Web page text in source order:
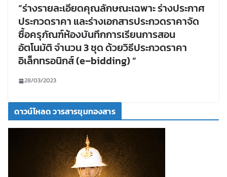
“ร่างรายละเอียดคุณลักษณะเฉพาะ ร่างประกาศ
ประกวดราคา และร่างเอกสารประกวดราคาจัด
ซื้อครุภัณฑ์ห้องบันทึกการเรียนการสอน
อัตโนมัติ จำนวน 3 ชุด ด้วยวิธีประกวดราคา
อิเล็กทรอนิกส์ (e–bidding) ”
28/03/2023
ดาวน์โหลด วารสารขุมทองสาร